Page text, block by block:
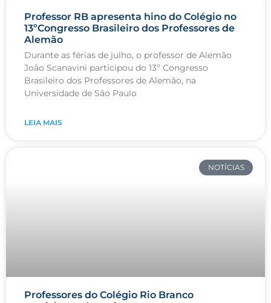
Professor RB apresenta hino do Colégio no
13ºCongresso Brasileiro dos Professores de
Alemão
Durante as férias de julho, o professor de Alemão
João Scanavini participou do 13º Congresso
Brasileiro dos Professores de Alemão, na
Universidade de São Paulo
LEIA MAIS
NOTÍCIAS
Professores do Colégio Rio Branco